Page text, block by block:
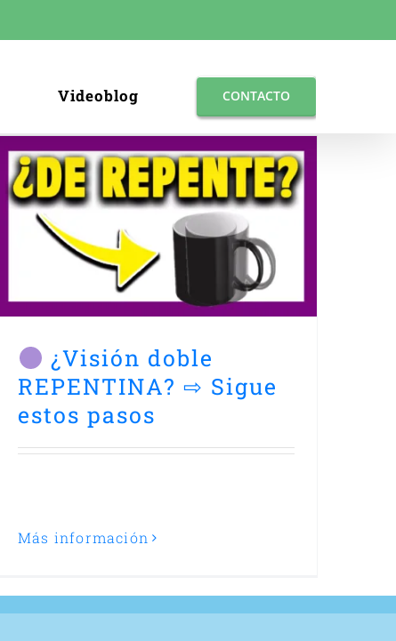
Videoblog CONTACTO
¿Visión doble
REPENTINA? ⇨ Sigue
estos pasos
Más información